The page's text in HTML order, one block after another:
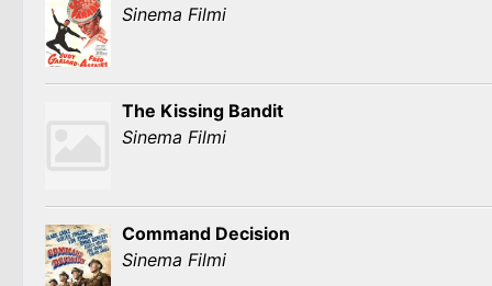
Sinema Filmi
The Kissing Bandit
Sinema Filmi
Command Decision
Sinema Filmi